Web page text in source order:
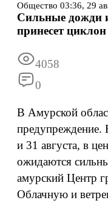
Информация Подписка
Общество 03:36, 29
Сильные дожди
принесет
4058
0
В Амурской
предупреждение.
и 31 августа, в
ожидаются
амурский Центр
Облачную и